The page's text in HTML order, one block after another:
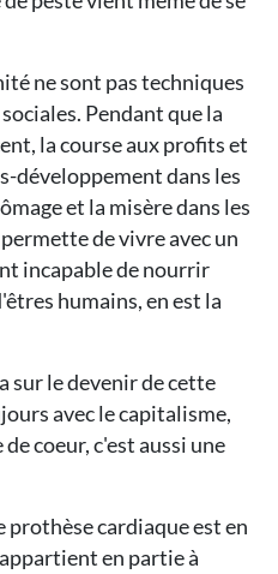
ne sont pas techniques
Pendant que la
la course aux profits et
développement dans les
et la misère dans les
de vivre avec un
incapable de nourrir
humains, en est la
sur le devenir de cette
avec le capitalisme,
coeur, c'est aussi une
prothèse cardiaque est en
en partie à